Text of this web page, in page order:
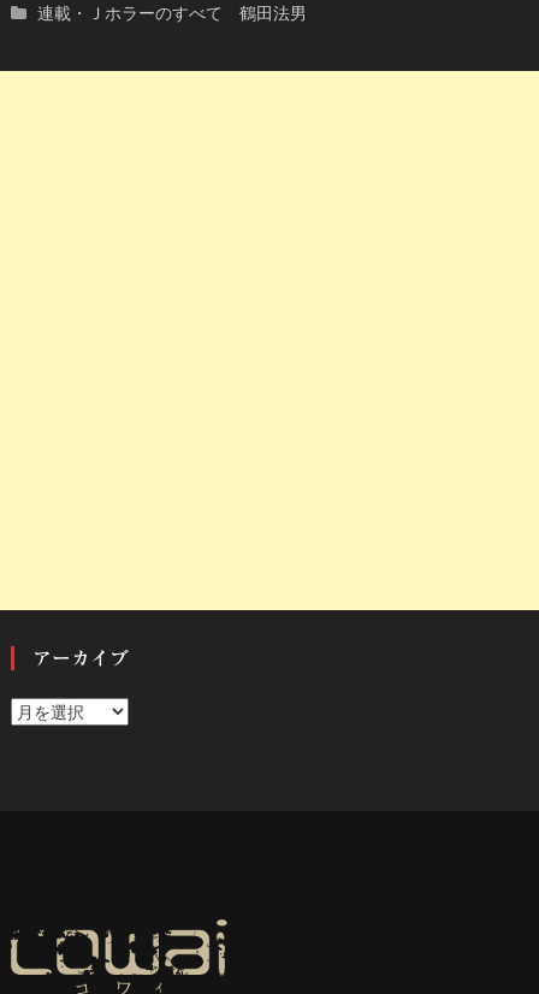
連載・Ｊホラーのすべて 鶴田法男
アーカイブ
ア